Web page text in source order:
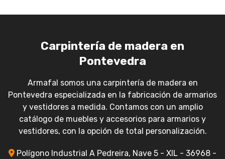
Carpintería de madera en
Pontevedra
Armafal somos una carpintería de madera en
Pontevedra especializada en la fabricación de armarios
y vestidores a medida. Contamos con un amplio
catálogo de muebles y accesorios para armarios y
vestidores, con la opción de total personalización.
Polígono Industrial A Pedreira, Nave 5 - XIL - 36968 -